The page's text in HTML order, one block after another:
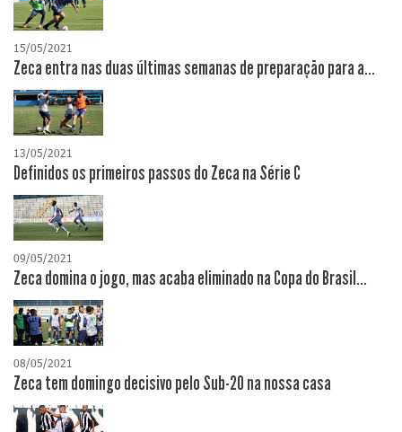
15/05/2021
Zeca entra nas duas últimas semanas de preparação para a...
13/05/2021
Definidos os primeiros passos do Zeca na Série C
09/05/2021
Zeca domina o jogo, mas acaba eliminado na Copa do Brasil...
08/05/2021
Zeca tem domingo decisivo pelo Sub-20 na nossa casa